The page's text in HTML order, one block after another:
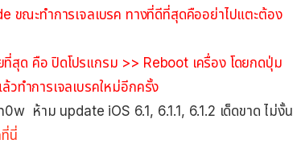
ขณะทำการเจลเบรค ทางที่ดีที่สุดคืออย่าไปแตะต้อง
สุด คือ ปิดโปรแกรม >> Reboot เครื่อง โดยกดปุ่ม
ทำการเจลเบรคใหม่อีกครั้ง
ห้าม update iOS 6.1, 6.1.1, 6.1.2 เด็ดขาด ไม่งั้น
นี่